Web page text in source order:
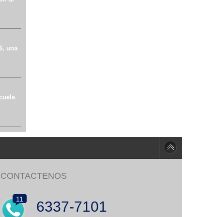
una
CONTACTENOS
11 6337-7101